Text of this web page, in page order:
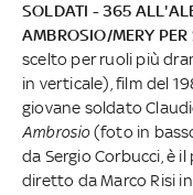
SOLDATI - 365
AMBROSIO/MERY PER
scelto per ruoli più
in verticale), film del
giovane soldato
Ambrosio(foto in
da Sergio Corbucci, è
diretto da Marco Risi in